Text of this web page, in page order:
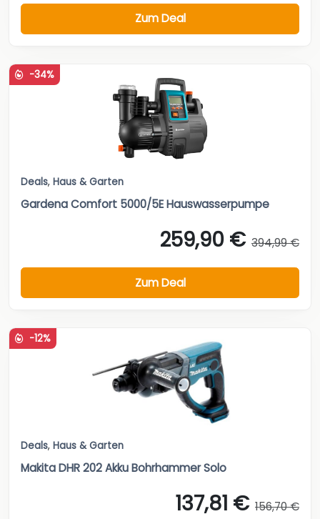
Zum Deal
-34%
Deals, Haus & Garten
Gardena Comfort 5000/5E Hauswasserpumpe
259,90 € 394,99 €
Zum Deal
-12%
Deals, Haus & Garten
Makita DHR 202 Akku Bohrhammer Solo
137,81 € 156,70 €